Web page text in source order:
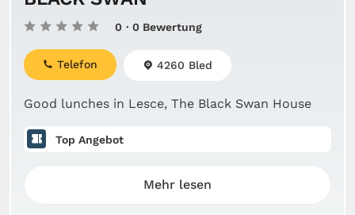
0 · 0 Bewertung
Good lunches in Lesce, The Black Swan House
Telefon 4260 Bled
Top Angebot
Mehr lesen